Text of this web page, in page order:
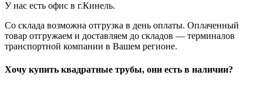
У нас есть офис в г.Кинель.
Со склада возможна отгрузка в день оплаты. Оплаченный
товар отгружаем и доставляем до складов — терминалов
транспортной компании в Вашем регионе.
Хочу купить квадратные трубы, они есть в наличии?